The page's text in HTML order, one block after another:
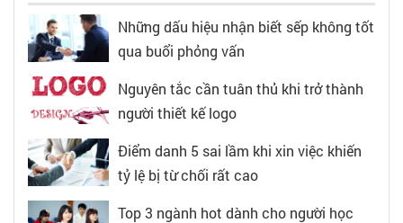
Những dấu hiệu nhận biết sếp không tốt
qua buổi phỏng vấn
Nguyên tắc cần tuân thủ khi trở thành
người thiết kế logo
Điểm danh 5 sai lầm khi xin việc khiến
tỷ lệ bị từ chối rất cao
Top 3 ngành hot dành cho người học